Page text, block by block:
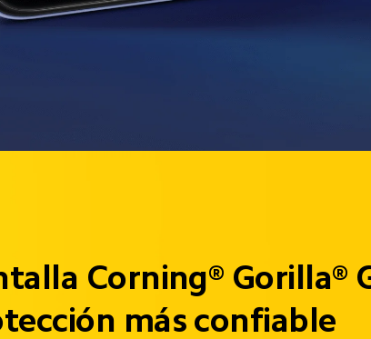
Corning® Gorilla®
más confiable